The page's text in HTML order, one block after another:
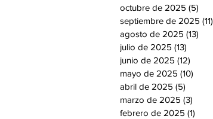
octubre de 2025 (5)
septiembre de 2025 (11)
agosto de 2025 (13)
julio de 2025 (13)
junio de 2025 (12)
mayo de 2025 (10)
abril de 2025 (5)
marzo de 2025 (3)
febrero de 2025 (1)